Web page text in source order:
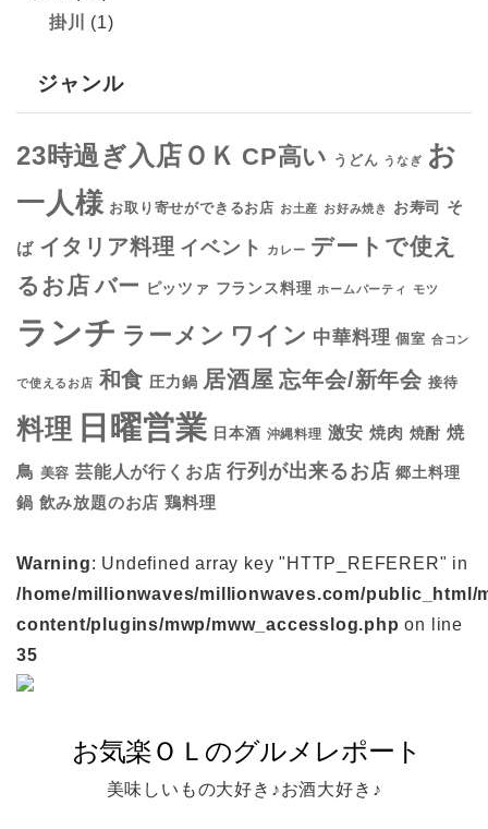
掛川
(1)
ジャンル
23時過ぎ入店ＯＫ CP高い うどん うなぎ お
一人様 お取り寄せができるお店 お土産 お好み焼き お寿司 そ
ば イタリア料理 イベント カレー デートで使え
るお店 バー ピッツァ フランス料理 ホームパーティ モツ
ランチ ラーメン ワイン 中華料理 個室 合コン
で使えるお店 和食 圧力鍋 居酒屋 忘年会/新年会 接待
料理 日曜営業 日本酒 沖縄料理 激安 焼肉 焼酎 焼
鳥 美容 芸能人が行くお店 行列が出来るお店 郷土料理
鍋 飲み放題のお店 鶏料理
Warning: Undefined array key "HTTP_REFERER" in
/home/millionwaves/millionwaves.com/public_html/
content/plugins/mwp/mww_accesslog.php on line
35
美味しいもの大好き♪お酒大好き♪